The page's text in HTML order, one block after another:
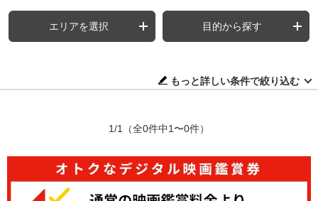
エリアを選択 目的から探す
もっと詳しい条件で絞り込む
1/1 （全0件中1〜0件）